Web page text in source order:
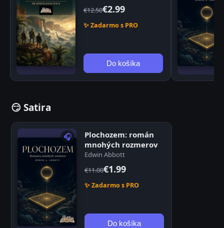
€12.50€2.99
✨ Zadarmo s PRO
Do košíka
😏 Satira
🎧
Plochozem: román
mnohých rozmerov
Edwin Abbott
€11.00€1.99
✨ Zadarmo s PRO
Do košíka